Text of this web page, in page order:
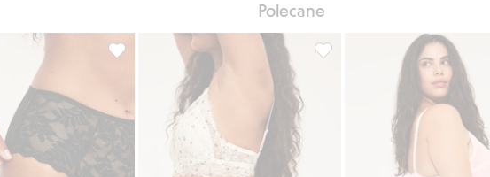
Polecane
z koronki, Dodaj do listy ulubione
Biodrówki z koronki, Dodaj do listy ulubioneMajtki cheeky z koronki,